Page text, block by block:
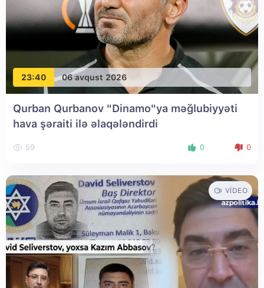
23:40 06 avqust 2026
Qurban Qurbanov "Dinamo"ya məğlubiyyəti
hava şəraiti ilə əlaqələndirdi
59 0 0
VIDEO